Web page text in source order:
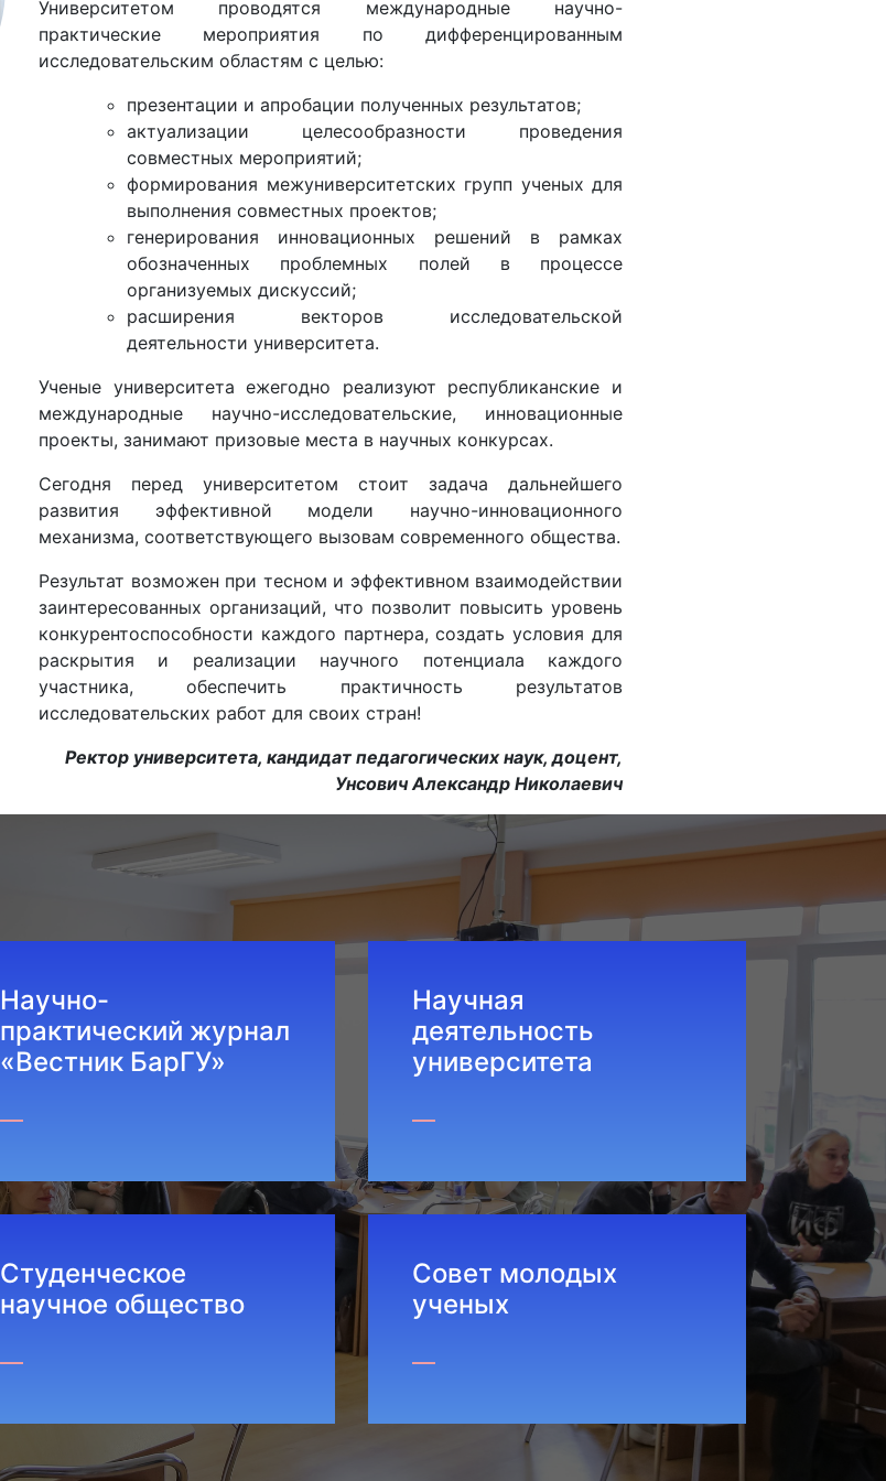
Университетом проводятся международные научно-
практические мероприятия по дифференцированным
исследовательским областям с целью:
презентации и апробации полученных результатов;
актуализации целесообразности проведения
совместных мероприятий;
формирования межуниверситетских групп ученых для
выполнения совместных проектов;
генерирования инновационных решений в рамках
обозначенных проблемных полей в процессе
организуемых дискуссий;
расширения векторов исследовательской
деятельности университета.
Ученые университета ежегодно реализуют республиканские и
международные научно-исследовательские, инновационные
проекты, занимают призовые места в научных конкурсах.
Сегодня перед университетом стоит задача дальнейшего
развития эффективной модели научно-инновационного
механизма, соответствующего вызовам современного общества.
Результат возможен при тесном и эффективном взаимодействии
заинтересованных организаций, что позволит повысить уровень
конкурентоспособности каждого партнера, создать условия для
раскрытия и реализации научного потенциала каждого
участника, обеспечить практичность результатов
исследовательских работ для своих стран!
Ректор университета, кандидат педагогических наук, доцент,
Унсович Александр Николаевич
Научно-
практический журнал
«Вестник БарГУ»
Научная
деятельность
университета
Студенческое
научное общество
Совет молодых
ученых